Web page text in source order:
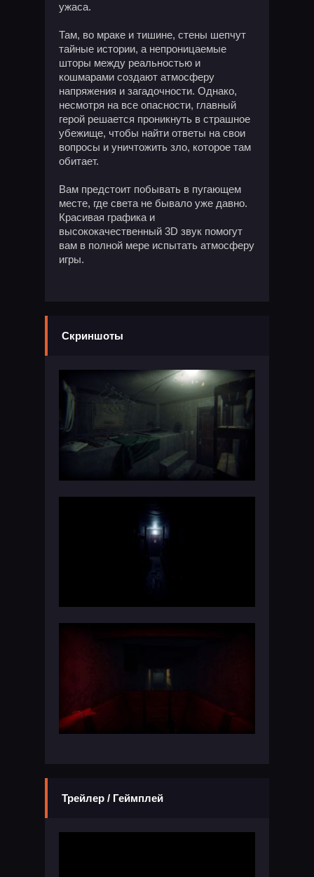
ужаса.
Там, во мраке и тишине, стены шепчут
тайные истории, а непроницаемые
шторы между реальностью и
кошмарами создают атмосферу
напряжения и загадочности. Однако,
несмотря на все опасности, главный
герой решается проникнуть в страшное
убежище, чтобы найти ответы на свои
вопросы и уничтожить зло, которое там
обитает.
Вам предстоит побывать в пугающем
месте, где света не бывало уже давно.
Красивая графика и
высококачественный 3D звук помогут
вам в полной мере испытать атмосферу
игры.
Скриншоты
Трейлер / Геймплей